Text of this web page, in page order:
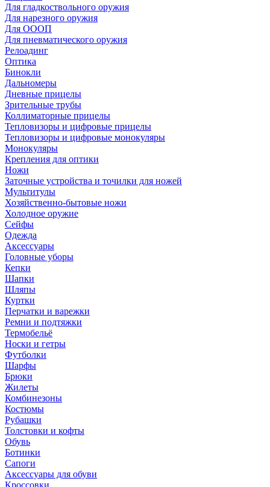
Для гладкоствольного оружия
Для нарезного оружия
Для ОООП
Для пневматического оружия
Релоадинг
Оптика
Бинокли
Дальномеры
Дневные прицелы
Зрительные трубы
Коллиматорные прицелы
Тепловизоры и цифровые прицелы
Тепловизоры и цифровые монокуляры
Монокуляры
Крепления для оптики
Ножи
Заточные устройства и точилки для ножей
Мультитулы
Хозяйственно-бытовые ножи
Холодное оружие
Сейфы
Одежда
Аксессуары
Головные уборы
Кепки
Шапки
Шляпы
Куртки
Перчатки и варежки
Ремни и подтяжки
Термобельё
Носки и гетры
Футболки
Шарфы
Брюки
Жилеты
Комбинезоны
Костюмы
Рубашки
Толстовки и кофты
Обувь
Ботинки
Сапоги
Аксессуары для обуви
Кроссовки